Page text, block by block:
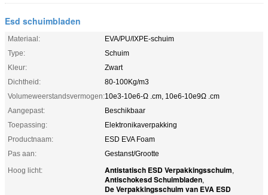
Esd schuimbladen
Materiaal:
EVA/PU/IXPE-schuim
Type:
Schuim
Kleur:
Zwart
Dichtheid:
80-100Kg/m3
Volumeweerstandsvermogen:10e3-10e6-Ω .cm, 10e6-10e9Ω .cm
Aangepast:
Beschikbaar
Toepassing:
Elektronikaverpakking
Productnaam:
ESD EVA Foam
Pas aan:
Gestanst/Grootte
Hoog licht:
Antistatisch ESD Verpakkingsschuim,
Antischokesd Schuimbladen,
De Verpakkingsschuim van EVA ESD